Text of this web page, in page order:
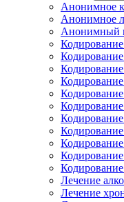
Анонимное
Анонимное
Анонимный
Кодирование
Кодирование
Кодирование
Лечение
Лечение